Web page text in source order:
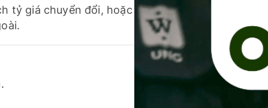
tỷ giá chuyển đổi, hoặc